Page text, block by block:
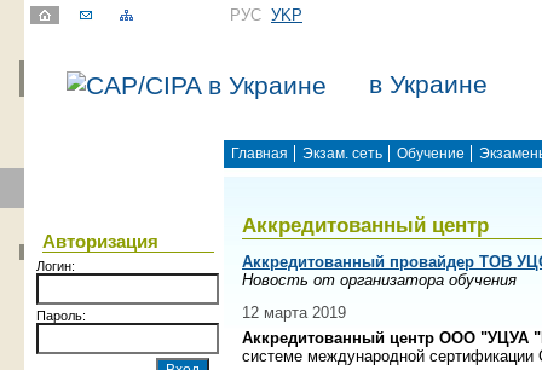
РУС УKР
в Украине
Главная Экзам. сеть Обучение
Авторизация
Логин:
Пароль:
Аккредитованный центр
Аккредитованный провайдер ТОВ
Новость от организатора обучения
12 марта 2019
Аккредитованный центр ООО "УЦУА
системе международной сертификации